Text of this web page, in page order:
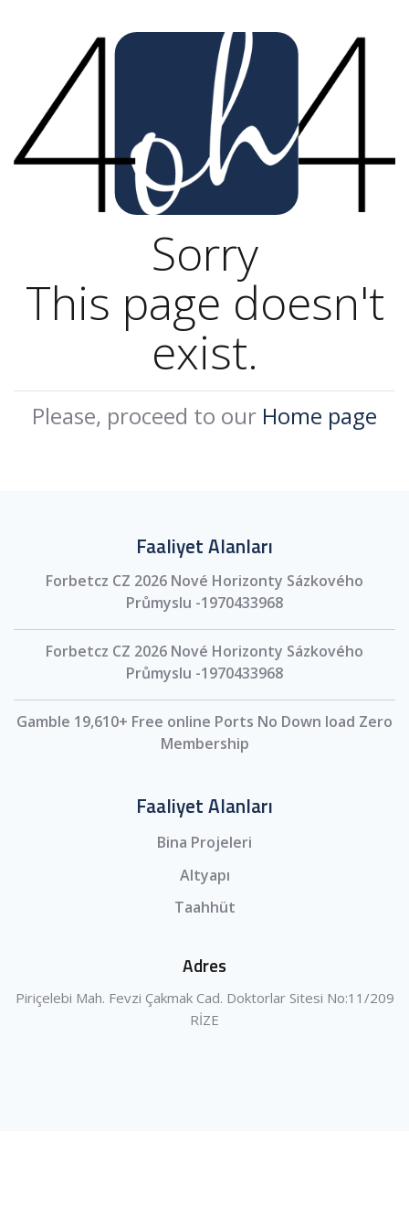
Sorry
This page doesn't
exist.
Please, proceed to our Home page
Faaliyet Alanları
Forbetcz CZ 2026 Nové Horizonty Sázkového
Průmyslu -1970433968
Forbetcz CZ 2026 Nové Horizonty Sázkového
Průmyslu -1970433968
Gamble 19,610+ Free online Ports No Down load Zero
Membership
Faaliyet Alanları
Bina Projeleri
Altyapı
Taahhüt
Adres
Piriçelebi Mah. Fevzi Çakmak Cad. Doktorlar Sitesi No:11/209
RİZE